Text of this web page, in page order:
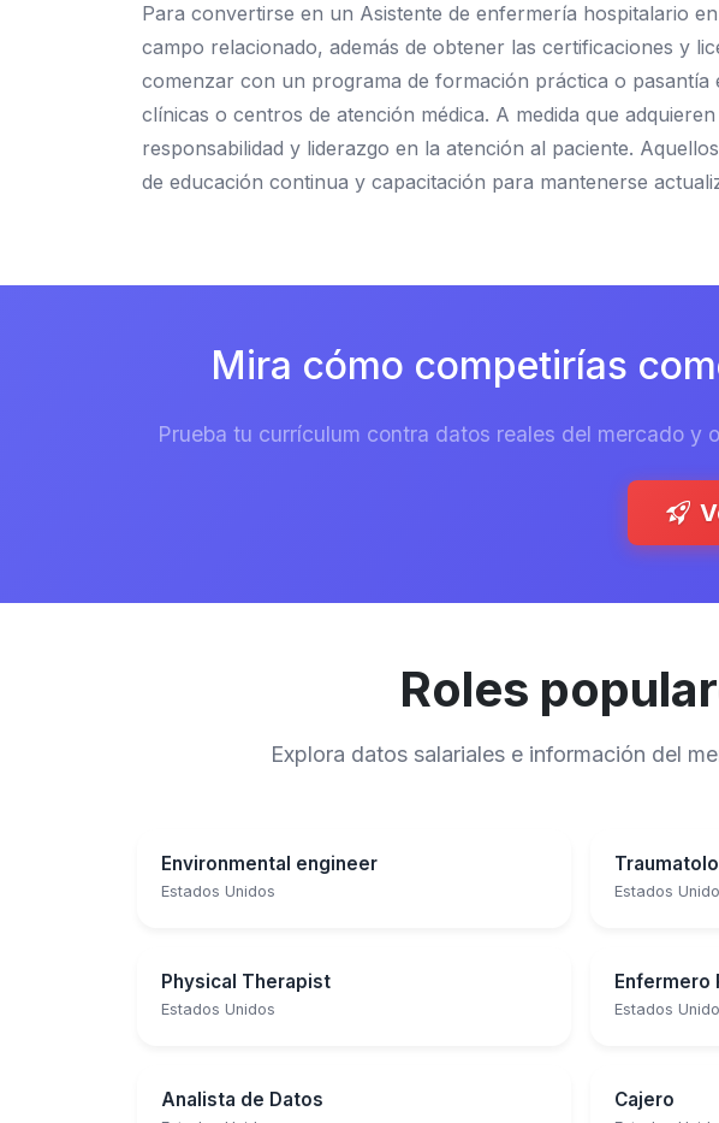
Para convertirse en un Asistente de enfermería hospitalario
campo relacionado, además de obtener las certificaciones y
comenzar con un programa de formación práctica o
clínicas o centros de atención médica. A medida que
responsabilidad y liderazgo en la atención al paciente.
de educación continua y capacitación para mantenerse
Mira cómo competirías
Prueba tu currículum contra datos reales del mercado
Roles
Explora datos salariales e información del
Environmental engineer
Estados Unidos Estados
Physical Therapist
Estados Unidos
Enfermero
Estados
Analista de Datos Cajero